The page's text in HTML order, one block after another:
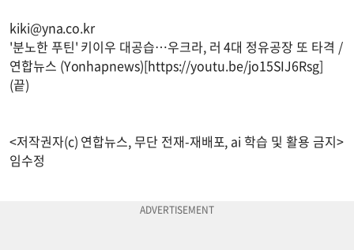
kiki@yna.co.kr
'분노한 푸틴' 키이우 대공습…우크라, 러 4대 정유공장 또 타격 /
연합뉴스 (Yonhapnews)[https://youtu.be/jo15SIJ6Rsg]
(끝)
<저작권자(c) 연합뉴스, 무단 전재-재배포, ai 학습 및 활용 금지>
임수정